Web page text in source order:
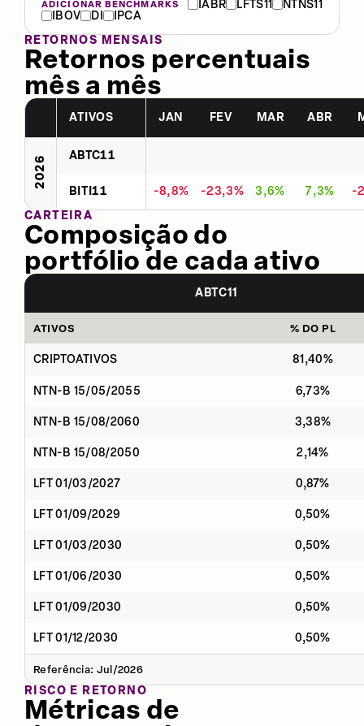
ADICIONAR BENCHMARKS IABR LFTS11
NTNS11
IBOV
DI
IPCA
RETORNOS MENSAIS
Retornos percentuais
mês a mês
ATIVOS JAN FEV MAR ABR
2026 ABTC11
BITI11 -8,8% -23,3% 3,6% 7,3%
-
CARTEIRA
Composição do
portfólio de cada ativo
ABTC11
ATIVOS % DO PL
CRIPTOATIVOS 81,40%
NTN-B 15/05/2055 6,73%
NTN-B 15/08/2060 3,38%
NTN-B 15/08/2050 2,14%
LFT 01/03/2027 0,87%
LFT 01/09/2029 0,50%
LFT 01/03/2030 0,50%
LFT 01/06/2030 0,50%
LFT 01/09/2030 0,50%
LFT 01/12/2030 0,50%
Referência: Jul/2026
RISCO E RETORNO
Métricas de